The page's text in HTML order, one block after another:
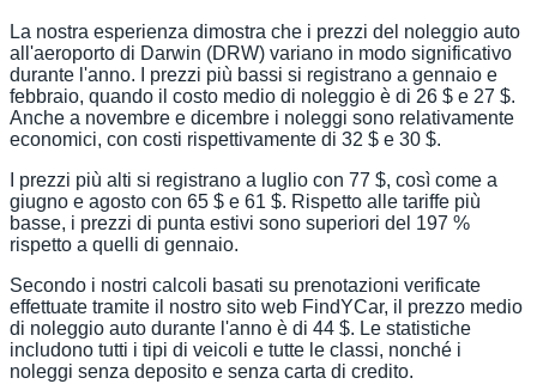
La nostra esperienza dimostra che i prezzi del noleggio auto
all'aeroporto di Darwin (DRW) variano in modo significativo
durante l'anno. I prezzi più bassi si registrano a gennaio e
febbraio, quando il costo medio di noleggio è di 26 $ e 27 $.
Anche a novembre e dicembre i noleggi sono relativamente
economici, con costi rispettivamente di 32 $ e 30 $.
I prezzi più alti si registrano a luglio con 77 $, così come a
giugno e agosto con 65 $ e 61 $. Rispetto alle tariffe più
basse, i prezzi di punta estivi sono superiori del 197 %
rispetto a quelli di gennaio.
Secondo i nostri calcoli basati su prenotazioni verificate
effettuate tramite il nostro sito web FindYCar, il prezzo medio
di noleggio auto durante l'anno è di 44 $. Le statistiche
includono tutti i tipi di veicoli e tutte le classi, nonché i
noleggi senza deposito e senza carta di credito.